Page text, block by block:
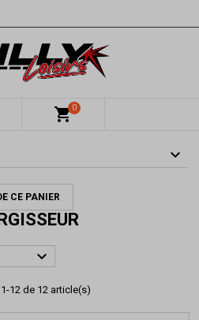
shopping_cart0
CE PANIER

12 de 12 article(s)